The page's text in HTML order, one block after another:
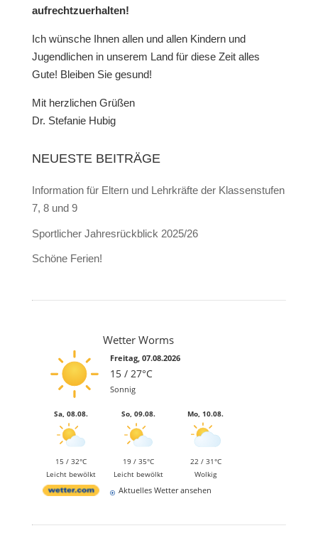
aufrechtzuerhalten!
Ich wünsche Ihnen allen und allen Kindern und
Jugendlichen in unserem Land für diese Zeit alles
Gute! Bleiben Sie gesund!
Mit herzlichen Grüßen
Dr. Stefanie Hubig
NEUESTE BEITRÄGE
Information für Eltern und Lehrkräfte der Klassenstufen
7, 8 und 9
Sportlicher Jahresrückblick 2025/26
Schöne Ferien!
Wetter Worms
Freitag, 07.08.2026
15 / 27°C
Sonnig
Sa, 08.08.
15 / 32°C
Leicht bewölkt
So, 09.08.
19 / 35°C
Leicht bewölkt
Mo, 10.08.
22 / 31°C
Wolkig
Aktuelles Wetter ansehen